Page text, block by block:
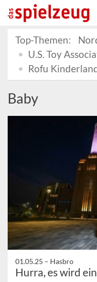
Top-Themen:
U.S. Toy
Rofu
Baby
01.05.25 – Hasbro
Hurra, es wird